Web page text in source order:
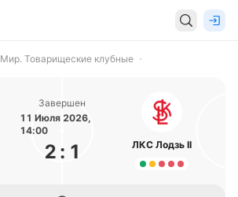
Мир. Товарищеские клубные
Завершен
11 Июля 2026,
14:00
2 : 1 ЛКС Лодзь II